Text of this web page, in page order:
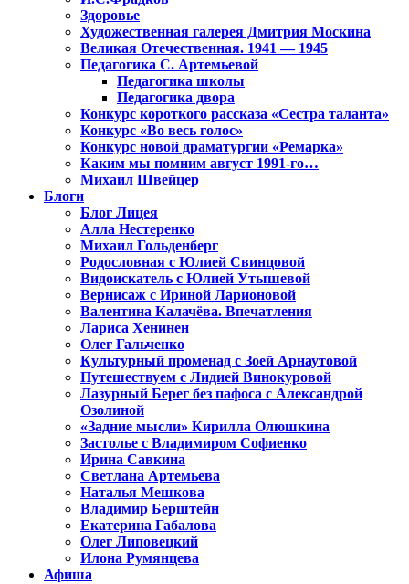
Здоровье
Художественная галерея Дмитрия Москина
Великая Отечественная. 1941 — 1945
Педагогика С. Артемьевой
Педагогика школы
Педагогика двора
Конкурс короткого рассказа «Сестра таланта»
Конкурс «Во весь голос»
Конкурс новой драматургии «Ремарка»
Каким мы помним август 1991-го…
Михаил Швейцер
Блоги
Блог Лицея
Алла Нестеренко
Михаил Гольденберг
Родословная с Юлией Свинцовой
Видоискатель с Юлией Утышевой
Вернисаж с Ириной Ларионовой
Валентина Калачёва. Впечатления
Лариса Хенинен
Олег Гальченко
Культурный променад с Зоей Арнаутовой
Путешествуем с Лидией Винокуровой
Лазурный Берег без пафоса с Александрой
Озолиной
«Задние мысли» Кирилла Олюшкина
Застолье с Владимиром Софиенко
Ирина Савкина
Светлана Артемьева
Наталья Мешкова
Владимир Берштейн
Екатерина Габалова
Олег Липовецкий
Илона Румянцева
Афиша